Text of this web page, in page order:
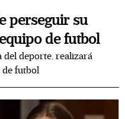
perseguir su
de futbol
del deporte, realizará
de futbol